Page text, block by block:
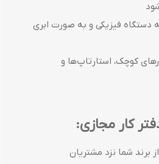
دستگاه فیزیکی و به صورت ابری
کوچک، استارتاپ‌ها و
کار مجازی:
از برند شما نزد مشتریان